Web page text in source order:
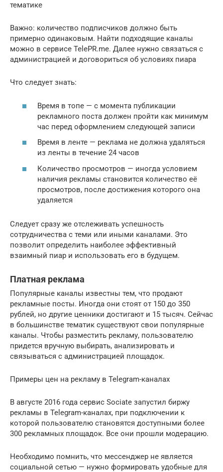
тематике
Важно: количество подписчиков должно быть
примерно одинаковым. Найти подходящие каналы
можно в сервисе TelePR.me. Далее нужно связаться с
администрацией и договориться об условиях пиара
Что следует знать:
Время в топе — с момента публикации
рекламного поста должен пройти как минимум
час перед оформлением следующей записи
Время в ленте — реклама не должна удаляться
из ленты в течение 24 часов
Количество просмотров — иногда условием
наличия рекламы становится количество её
просмотров, после достижения которого она
удаляется
Следует сразу же отслеживать успешность
сотрудничества с теми или иными каналами. Это
позволит определить наиболее эффективный
взаимный пиар и использовать его в будущем.
Платная реклама
Популярные каналы известны тем, что продают
рекламные посты. Иногда они стоят от 150 до 350
рублей, но другие ценники достигают и 15 тысяч. Сейчас
в большинстве тематик существуют свои популярные
каналы. Чтобы разместить рекламу, пользователю
придется вручную выбирать, анализировать и
связываться с администрацией площадок.
Примеры цен на рекламу в Telegram-каналах
В августе 2016 года сервис Sociate запустил биржу
рекламы в Telegram-каналах, при подключении к
которой пользователю становятся доступными более
300 рекламных площадок. Все они прошли модерацию.
Необходимо помнить, что мессенджер не является
социальной сетью — нужно формировать удобные для